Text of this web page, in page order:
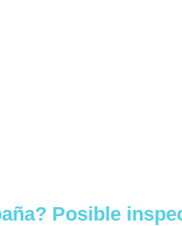
Posible